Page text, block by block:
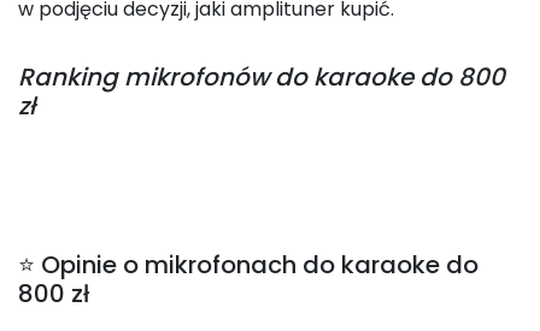
w podjęciu decyzji, jaki amplituner kupić.
Rankingmikrofonów do karaoke do 800
zł
⭐ Opinie o mikrofonach do karaoke do
800 zł